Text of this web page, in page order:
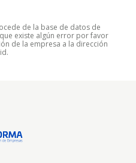
de la base de datos de
que existe algún error por favor
de la empresa a la dirección